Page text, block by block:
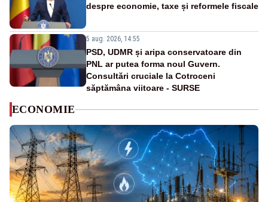
despre economie, taxe și reformele fiscale
5 aug. 2026, 14:55
PSD, UDMR și aripa conservatoare din
PNL ar putea forma noul Guvern.
Consultări cruciale la Cotroceni
săptămâna viitoare - SURSE
ECONOMIE